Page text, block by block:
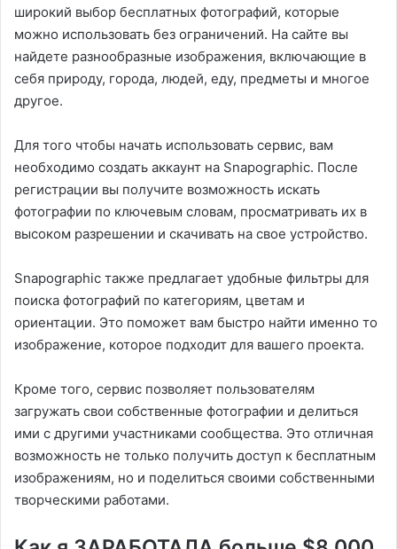
широкий выбор бесплатных фотографий, которые
можно использовать без ограничений. На сайте вы
найдете разнообразные изображения, включающие в
себя природу, города, людей, еду, предметы и многое
другое.
Для того чтобы начать использовать сервис, вам
необходимо создать аккаунт на Snapographic. После
регистрации вы получите возможность искать
фотографии по ключевым словам, просматривать их в
высоком разрешении и скачивать на свое устройство.
Snapographic также предлагает удобные фильтры для
поиска фотографий по категориям, цветам и
ориентации. Это поможет вам быстро найти именно то
изображение, которое подходит для вашего проекта.
Кроме того, сервис позволяет пользователям
загружать свои собственные фотографии и делиться
ими с другими участниками сообщества. Это отличная
возможность не только получить доступ к бесплатным
изображениям, но и поделиться своими собственными
творческими работами.